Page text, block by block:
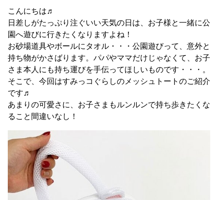
こんにちは♬
日差しがたっぷり注ぐいい天気の日は、お子様と一緒に公
園へ遊びに行きたくなりますよね！
お砂場道具やボールにタオル・・・公園遊びって、意外と
持ち物がかさばります。パパやママだけじゃなくて、お子
さま本人にも持ち運びを手伝ってほしいものです・・・。
そこで、今回はすみっコぐらしのメッシュトートのご紹介
です♬
あまりの可愛さに、お子さまもルンルンで持ち歩きたくな
ること間違いなし！